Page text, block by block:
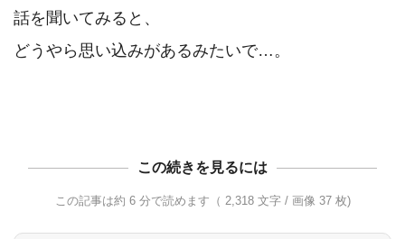
話を聞いてみると、
どうやら思い込みがあるみたいで…。
この続きを見るには
この記事は約 6 分で読めます（ 2,318 文字 / 画像 37 枚)